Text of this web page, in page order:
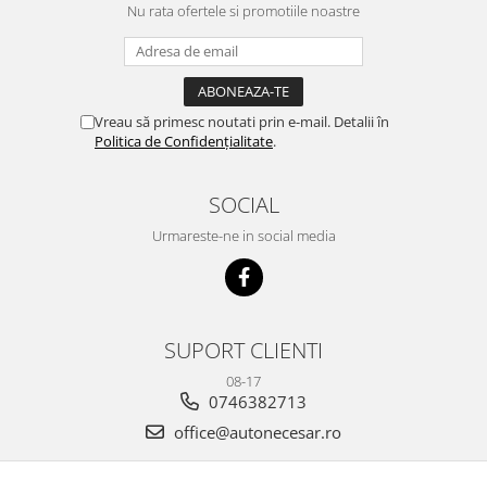
Nu rata ofertele si promotiile noastre
Vreau să primesc noutati prin e-mail. Detalii în
Politica de Confidențialitate.
SOCIAL
Urmareste-ne in social media
SUPORT CLIENTI
08-17
0746382713
office@autonecesar.ro